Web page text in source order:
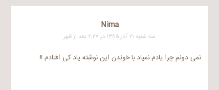
Nima
سه شنبه ۲۱ آذر ۱۳۸۵ در ۲:۲۷ بعد از ظهر
نمی دونم چرا یادم نمیاد با خوندن این نوشته یاد کی افتادم !!